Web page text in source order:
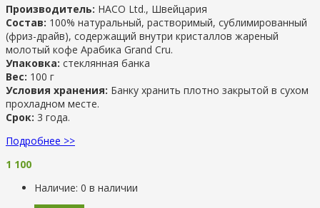
Производитель: HACO Ltd., Швейцария
Состав: 100% натуральный, растворимый, сублимированный
(фриз-драйв), содержащий внутри кристаллов жареный
молотый кофе Арабика Grand Cru.
Упаковка: стеклянная банка
Вес: 100 г
Условия хранения: Банку хранить плотно закрытой в сухом
прохладном месте.
Срок: 3 года.
Подробнее >>
1 100
Наличие: 0 в наличии